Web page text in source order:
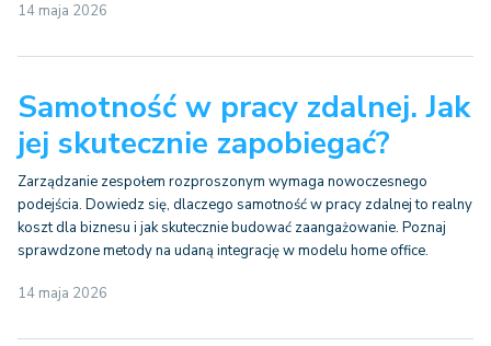
14 maja 2026
Samotność w pracy zdalnej. Jak
jej skutecznie zapobiegać?
Zarządzanie zespołem rozproszonym wymaga nowoczesnego
podejścia. Dowiedz się, dlaczego samotność w pracy zdalnej to realny
koszt dla biznesu i jak skutecznie budować zaangażowanie. Poznaj
sprawdzone metody na udaną integrację w modelu home office.
14 maja 2026